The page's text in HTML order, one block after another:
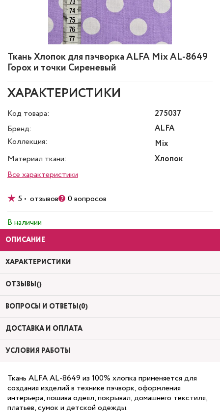
Ткань Хлопок для пэчворка ALFA Mix AL-8649
Горох и точки Сиреневый
ХАРАКТЕРИСТИКИ
Код товара:
275037
Бренд:
ALFA
Коллекция:
Mix
Материал ткани:
Хлопок
Все характеристики
5 • отзывов 0 вопросов
В наличии
ОПИСАНИЕ
ХАРАКТЕРИСТИКИ
ОТЗЫВЫ()
ВОПРОСЫ И ОТВЕТЫ(0)
ДОСТАВКА И ОПЛАТА
УСЛОВИЯ РАБОТЫ
Ткань ALFA AL-8649 из 100% хлопка применяется для
создания изделий в технике пэчворк, оформления
интерьера, пошива одеял, покрывал, домашнего текстиля,
платьев, сумок и детской одежды.